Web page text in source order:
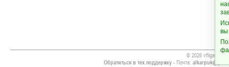
© 2026 vfliga.net
Обратиться в тех.поддержку- Почта:
вы